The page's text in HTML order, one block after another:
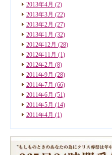
2013年4月 (2)
2013年3月 (22)
2013年2月 (27)
2013年1月 (32)
2012年12月 (28)
2012年11月 (1)
2012年2月 (8)
2011年9月 (28)
2011年7月 (66)
2011年6月 (51)
2011年5月 (14)
2011年4月 (1)